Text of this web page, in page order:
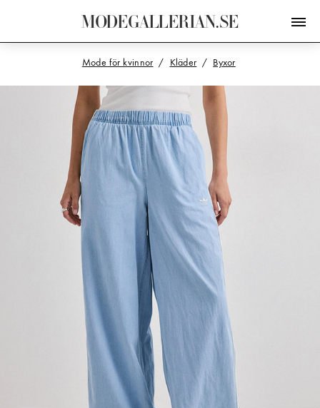
MODEGALLERIAN.SE
Mode för kvinnor Kläder Byxor